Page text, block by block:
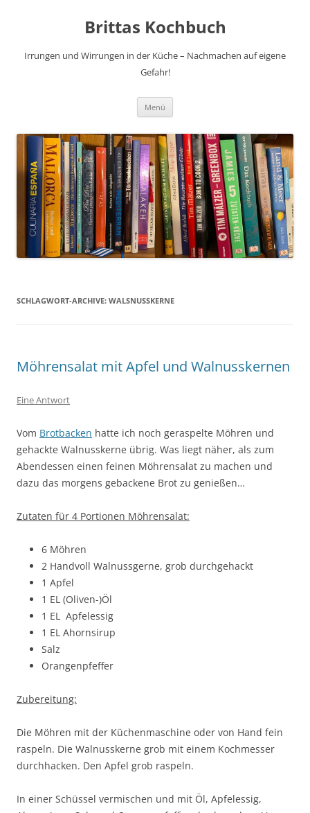
Brittas Kochbuch
Irrungen und Wirrungen in der Küche – Nachmachen auf eigene
Gefahr!
Menü
SCHLAGWORT-ARCHIVE: WALSNUSSKERNE
Möhrensalat mit Apfel und Walnusskernen
Eine Antwort
Vom Brotbacken hatte ich noch geraspelte Möhren und
gehackte Walnusskerne übrig. Was liegt näher, als zum
Abendessen einen feinen Möhrensalat zu machen und
dazu das morgens gebackene Brot zu genießen…
Zutaten für 4 Portionen Möhrensalat:
6 Möhren
2 Handvoll Walnussgerne, grob durchgehackt
1 Apfel
1 EL (Oliven-)Öl
1 EL Apfelessig
1 EL Ahornsirup
Salz
Orangenpfeffer
Zubereitung:
Die Möhren mit der Küchenmaschine oder von Hand fein
raspeln. Die Walnusskerne grob mit einem Kochmesser
durchhacken. Den Apfel grob raspeln.
In einer Schüssel vermischen und mit Öl, Apfelessig,